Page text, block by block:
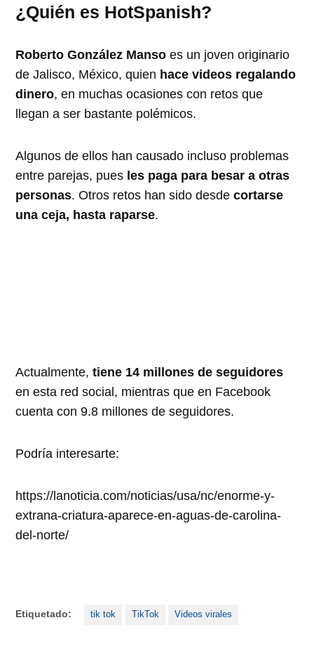
¿Quién es HotSpanish?
Roberto González Manso es un joven originario
de Jalisco, México, quien hace videos regalando
dinero, en muchas ocasiones con retos que
llegan a ser bastante polémicos.
Algunos de ellos han causado incluso problemas
entre parejas, pues les paga para besar a otras
personas. Otros retos han sido desdecortarse
una ceja, hasta raparse.
Actualmente,tiene 14 millones de seguidores
en esta red social, mientras que en Facebook
cuenta con 9.8 millones de seguidores.
Podría interesarte:
https://lanoticia.com/noticias/usa/nc/enorme-y-
extrana-criatura-aparece-en-aguas-de-carolina-
del-norte/
Etiquetado: tik tok TikTok Videos virales